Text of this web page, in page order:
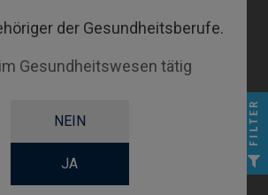
der Gesundheitsberufe.
Gesundheitswesen tätig
NEIN
JA
FILTER